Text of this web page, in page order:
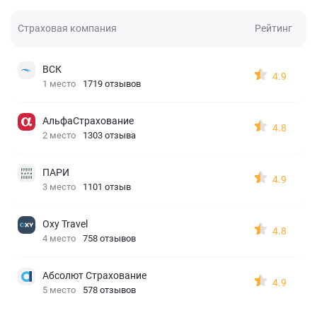
Страховая компания Рейтинг
ВСК
1 место 1719 отзывов
4.9
АльфаСтрахование
2 место 1303 отзыва
4.8
ПАРИ
3 место 1101 отзыв
4.9
Oxy Travel
4 место 758 отзывов
4.8
Абсолют Страхование
5 место 578 отзывов
4.9